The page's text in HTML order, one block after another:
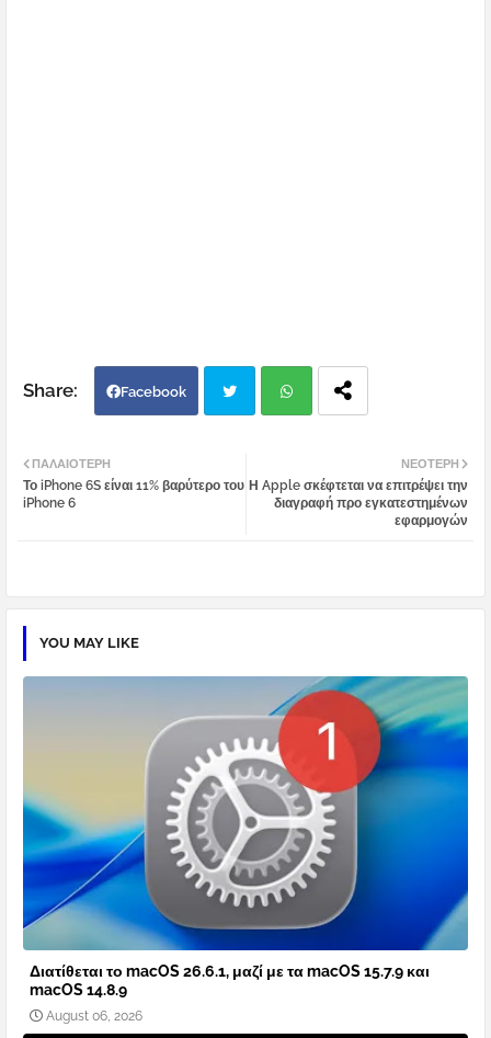
Facebook
tter atsa
ΝΕΌΤΕΡΗ
Η Apple σκέφτεται να επιτρέψει την
διαγραφή προ εγκατεστημένων
εφαρμογών
ΠΑΛΑΙΌΤΕΡΗ
Το iPhone 6S είναι 11% βαρύτερο του
iPhone 6
YOU MAY LIKE
Διατίθεται το macOS 26.6.1, μαζί με τα macOS 15.7.9 και
macOS 14.8.9
August 06, 2026